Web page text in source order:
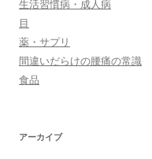
生活習慣病・成人病
目
薬・サプリ
間違いだらけの腰痛の常識
食品
アーカイブ